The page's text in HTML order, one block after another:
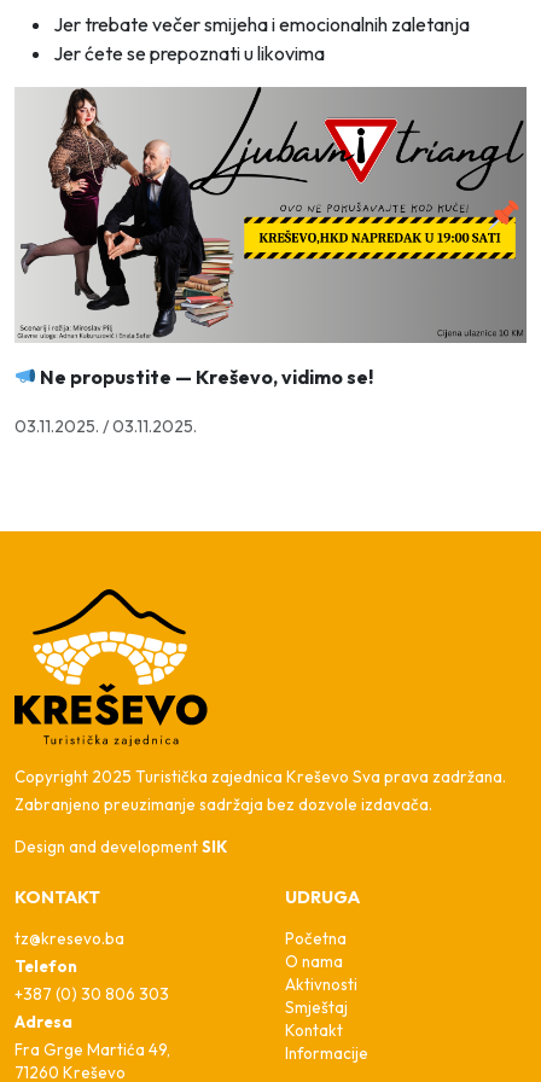
Jer trebate večer smijeha i emocionalnih zaletanja
Jer ćete se prepoznati u likovima
Ne propustite — Kreševo, vidimo se!
03.11.2025. /03.11.2025.
Copyright 2025 Turistička zajednica Kreševo Sva prava zadržana.
Zabranjeno preuzimanje sadržaja bez dozvole izdavača.
Design and developmentSIK
KONTAKT
tz@kresevo.ba
Telefon
+387 (0) 30 806 303
Adresa
Fra Grge Martića 49,
71260 Kreševo
UDRUGA
Početna
O nama
Aktivnosti
Smještaj
Kontakt
Informacije